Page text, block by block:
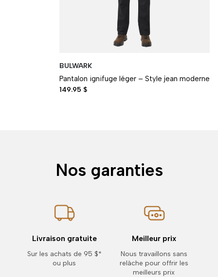
BULWARK
Pantalon ignifuge léger – Style jean moderne
149.95 $
Nos garanties
Livraison gratuite
Sur les achats de 95 $*
ou plus
Meilleur prix
Nous travaillons sans
relâche pour offrir les
meilleurs prix